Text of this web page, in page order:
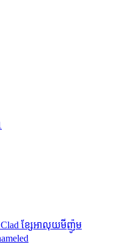
Clad ខ្សែអាលុយមីញ៉ូម